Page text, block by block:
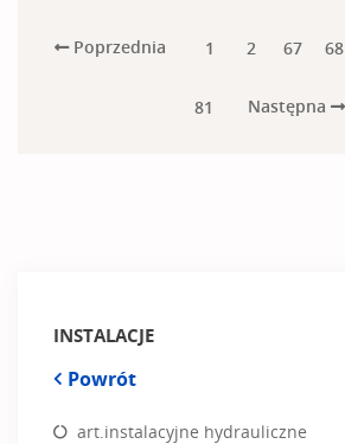
INSTALACJE
Powrót
art.instalacyjne hydrauliczne
Poprzednia 1 2 67 68
81 Następna